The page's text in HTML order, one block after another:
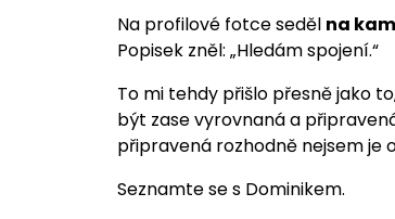
Na profilové fotce seděl na
Popisek zněl: „Hledám spojení.“
To mi tehdy přišlo přesně jako
být zase vyrovnaná a
připravená rozhodně nejsem je
Seznamte se s Dominikem.